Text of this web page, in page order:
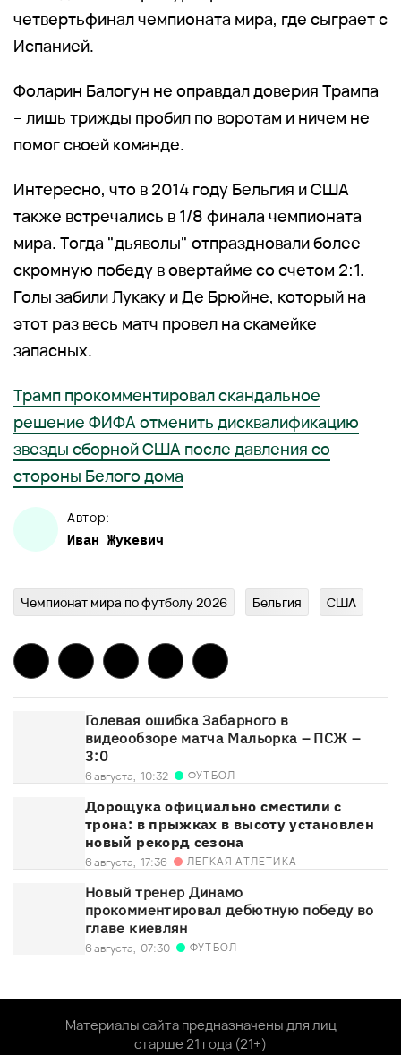
четвертьфинал чемпионата мира, где сыграет с
Испанией.
Фоларин Балогун не оправдал доверия Трампа
– лишь трижды пробил по воротам и ничем не
помог своей команде.
Интересно, что в 2014 году Бельгия и США
также встречались в 1/8 финала чемпионата
мира. Тогда "дьяволы" отпраздновали более
скромную победу в овертайме со счетом 2:1.
Голы забили Лукаку и Де Брюйне, который на
этот раз весь матч провел на скамейке
запасных.
Трамп прокомментировал скандальное
решение ФИФА отменить дисквалификацию
звезды сборной США после давления со
стороны Белого дома
Автор:
Иван Жукевич
Чемпионат мира по футболу 2026 Бельгия США
Голевая ошибка Забарного в
видеообзоре матча Мальорка – ПСЖ –
3:0
6 августа, 10:32 ФУТБОЛ
Дорощука официально сместили с
трона: в прыжках в высоту установлен
новый рекорд сезона
6 августа, 17:36 ЛЕГКАЯ АТЛЕТИКА
Новый тренер Динамо
прокомментировал дебютную победу во
главе киевлян
6 августа, 07:30 ФУТБОЛ
Материалы сайта предназначены для лиц
старше 21 года (21+)